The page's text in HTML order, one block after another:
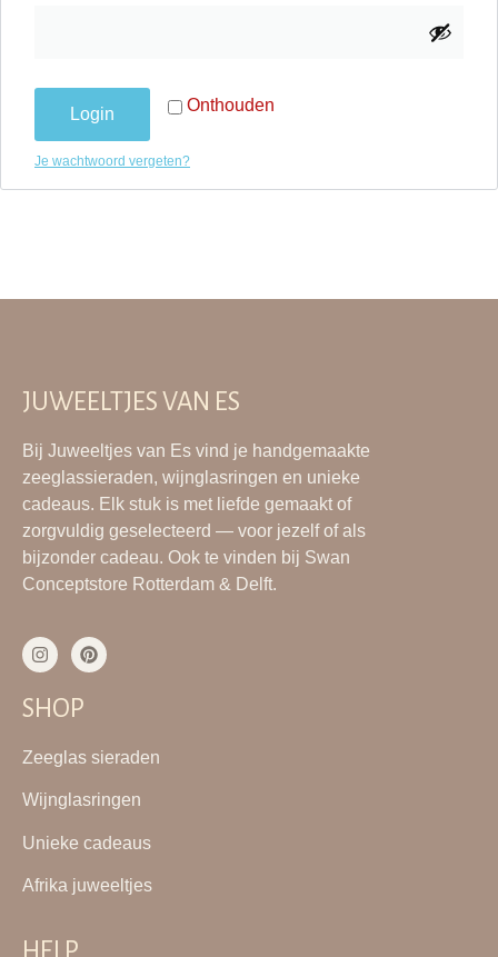
Onthouden
Login
Je wachtwoord vergeten?
JUWEELTJES VAN ES
Bij Juweeltjes van Es vind je handgemaakte
zeeglassieraden, wijnglasringen en unieke
cadeaus. Elk stuk is met liefde gemaakt of
zorgvuldig geselecteerd — voor jezelf of als
bijzonder cadeau. Ook te vinden bij Swan
Conceptstore Rotterdam & Delft.
SHOP
Zeeglas sieraden
Wijnglasringen
Unieke cadeaus
Afrika juweeltjes
HELP